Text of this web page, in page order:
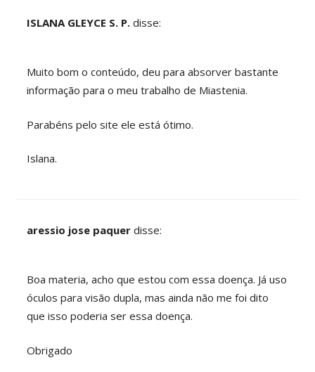
ISLANA GLEYCE S. P. disse:
Muito bom o conteúdo, deu para absorver bastante
informação para o meu trabalho de Miastenia.
Parabéns pelo site ele está ótimo.
Islana.
aressio jose paquer disse:
Boa materia, acho que estou com essa doença. Já uso
óculos para visão dupla, mas ainda não me foi dito
que isso poderia ser essa doença.
Obrigado